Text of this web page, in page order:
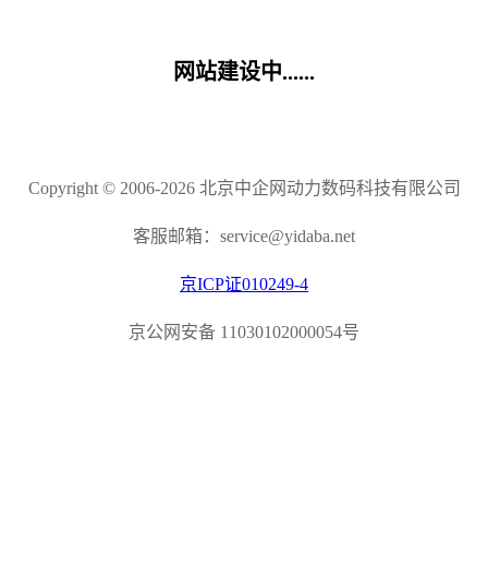
网站建设中......
Copyright © 2006-2026 北京中企网动力数码科技有限公司
客服邮箱：service@yidaba.net
京ICP证010249-4
京公网安备 11030102000054号